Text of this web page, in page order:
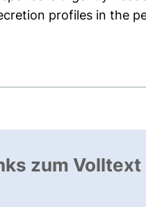
profiles in the
zum Volltext